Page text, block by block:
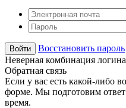
Восстановить пароль
Неверная комбинация
Обратная связь
Если у вас есть какой-либо
форме. Мы подготовим
время.